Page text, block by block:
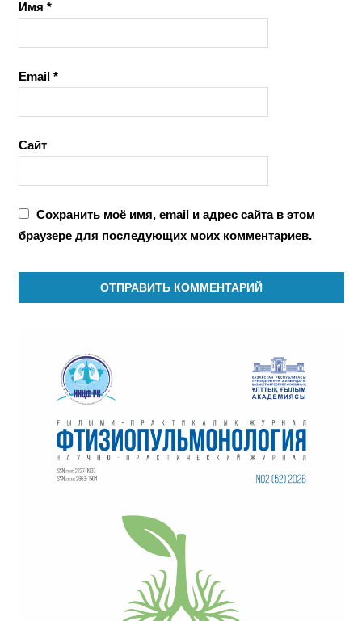
Имя *
Email *
Сайт
Сохранить моё имя, email и адрес сайта в этом
браузере для последующих моих комментариев.